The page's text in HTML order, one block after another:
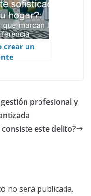
crear un
profesional y
este delito?
no será publicada.